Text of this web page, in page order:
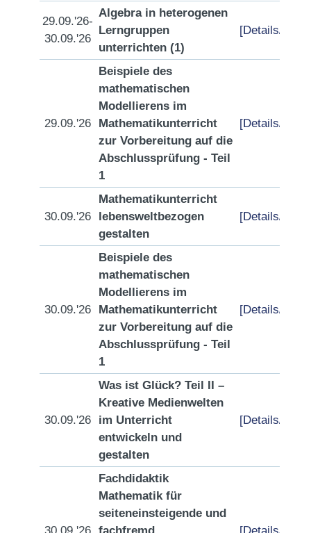
29.09.'26-
30.09.'26
Algebra in heterogenen
Lerngruppen
unterrichten (1)
[Details/
29.09.'26
Beispiele des
mathematischen
Modellierens im
Mathematikunterricht
zur Vorbereitung auf die
Abschlussprüfung - Teil
1
[Details/
30.09.'26
Mathematikunterricht
lebensweltbezogen
gestalten
[Details/
30.09.'26
Beispiele des
mathematischen
Modellierens im
Mathematikunterricht
zur Vorbereitung auf die
Abschlussprüfung - Teil
1
[Details/
30.09.'26
Was ist Glück? Teil II –
Kreative Medienwelten
im Unterricht
entwickeln und
gestalten
[Details/
Fachdidaktik
Mathematik für
seiteneinsteigende und